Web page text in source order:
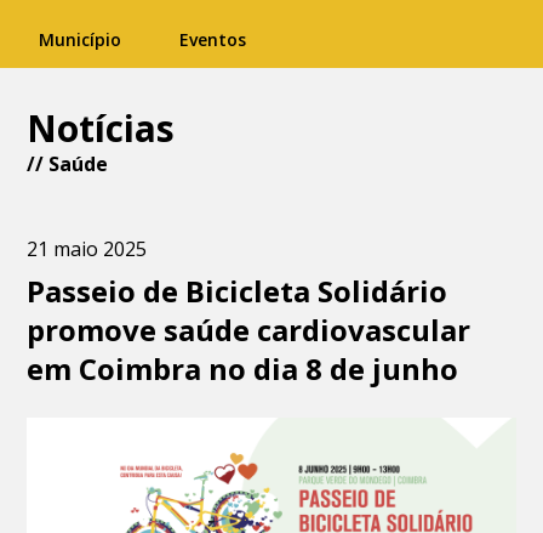
Município Eventos
Notícias
// Saúde
21 maio 2025
Passeio de Bicicleta Solidário
promove saúde cardiovascular
em Coimbra no dia 8 de junho